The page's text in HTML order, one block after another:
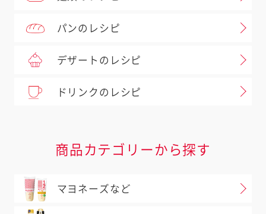
パンのレシピ
デザートのレシピ
ドリンクのレシピ
商品カテゴリーから探す
マヨネーズなど